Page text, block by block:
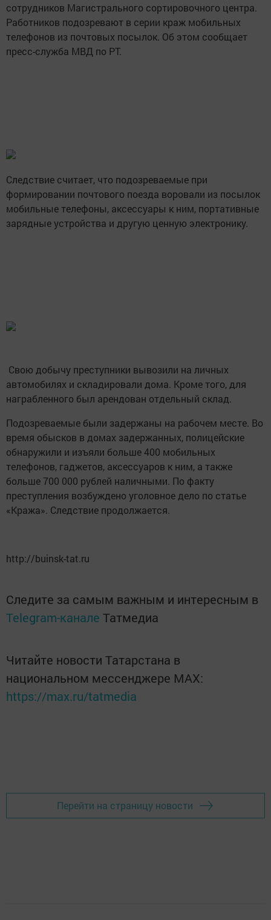
сотрудников Магистрального сортировочного центра.
Работников подозревают в серии краж мобильных
телефонов из почтовых посылок. Об этом сообщает
пресс-служба МВД по РТ.
Следствие считает, что подозреваемые при
формировании почтового поезда воровали из посылок
мобильные телефоны, аксессуары к ним, портативные
зарядные устройства и другую ценную электронику.
Свою добычу преступники вывозили на личных
автомобилях и складировали дома. Кроме того, для
награбленного был арендован отдельный склад.
Подозреваемые были задержаны на рабочем месте. Во
время обысков в домах задержанных, полицейские
обнаружили и изъяли больше 400 мобильных
телефонов, гаджетов, аксессуаров к ним, а также
больше 700 000 рублей наличными. По факту
преступления возбуждено уголовное дело по статье
«Кража». Следствие продолжается.
http://buinsk-tat.ru
Следите за самым важным и интересным в
Telegram-канале Татмедиа
Читайте новости Татарстана в
национальном мессенджере MАХ:
https://max.ru/tatmedia
Перейти на страницу новости